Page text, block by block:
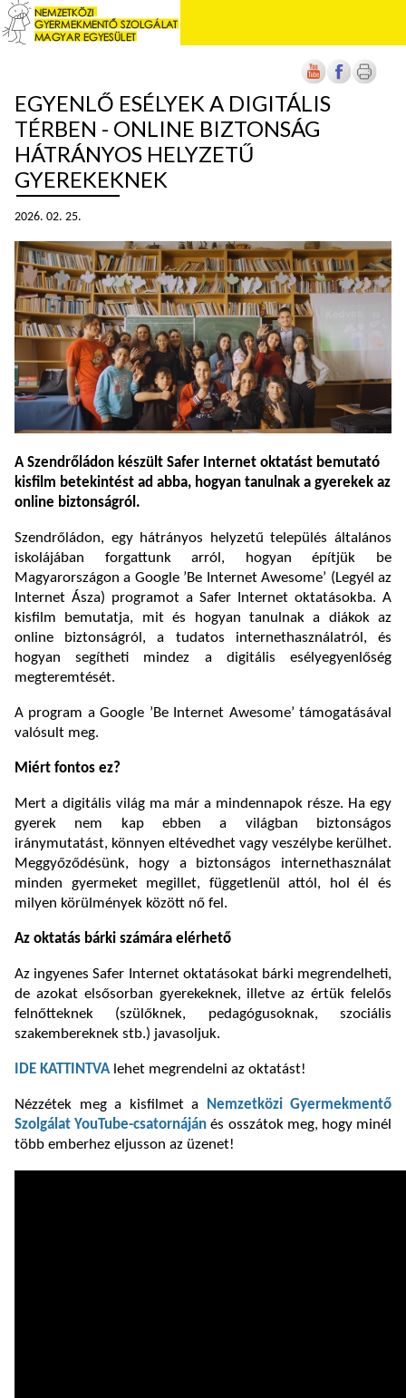
EGYENLŐ ESÉLYEK A DIGITÁLIS
TÉRBEN - ONLINE BIZTONSÁG
HÁTRÁNYOS HELYZETŰ
GYEREKEKNEK
2026. 02. 25.
A Szendrőládon készült Safer Internet oktatást bemutató
kisfilm betekintést ad abba, hogyan tanulnak a gyerekek az
online biztonságról.
Szendrőládon, egy hátrányos helyzetű település általános
iskolájában forgattunk arról, hogyan építjük be
Magyarországon a Google ’Be Internet Awesome’ (Legyél az
Internet Ásza) programot a Safer Internet oktatásokba. A
kisfilm bemutatja, mit és hogyan tanulnak a diákok az
online biztonságról, a tudatos internethasználatról, és
hogyan segítheti mindez a digitális esélyegyenlőség
megteremtését.
A program a Google ’Be Internet Awesome’ támogatásával
valósult meg.
Miért fontos ez?
Mert a digitális világ ma már a mindennapok része. Ha egy
gyerek nem kap ebben a világban biztonságos
iránymutatást, könnyen eltévedhet vagy veszélybe kerülhet.
Meggyőződésünk, hogy a biztonságos internethasználat
minden gyermeket megillet, függetlenül attól, hol él és
milyen körülmények között nő fel.
Az oktatás bárki számára elérhető
Az ingyenes Safer Internet oktatásokat bárki megrendelheti,
de azokat elsősorban gyerekeknek, illetve az értük felelős
felnőtteknek (szülőknek, pedagógusoknak, szociális
szakembereknek stb.) javasoljuk.
IDE KATTINTVAlehet megrendelni az oktatást!
Nézzétek meg a kisfilmet a
Nemzetközi Gyermekmentő
Szolgálat YouTube-csatornáján és osszátok meg, hogy minél
több emberhez eljusson az üzenet!